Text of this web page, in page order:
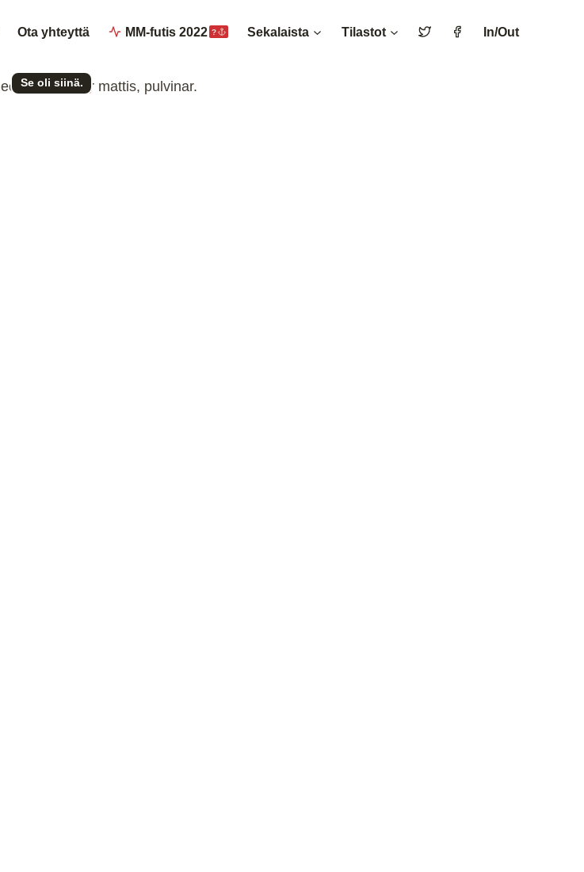
Ota yhteyttä MM-futis 2022 ? Sekalaista Tilastot In/Out
Se oli siinä.
ullamcorper mattis, pulvinar.